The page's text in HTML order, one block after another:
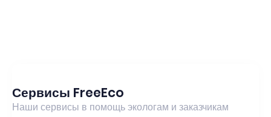
Сервисы FreeEco
Наши сервисы в помощь экологам и заказчикам